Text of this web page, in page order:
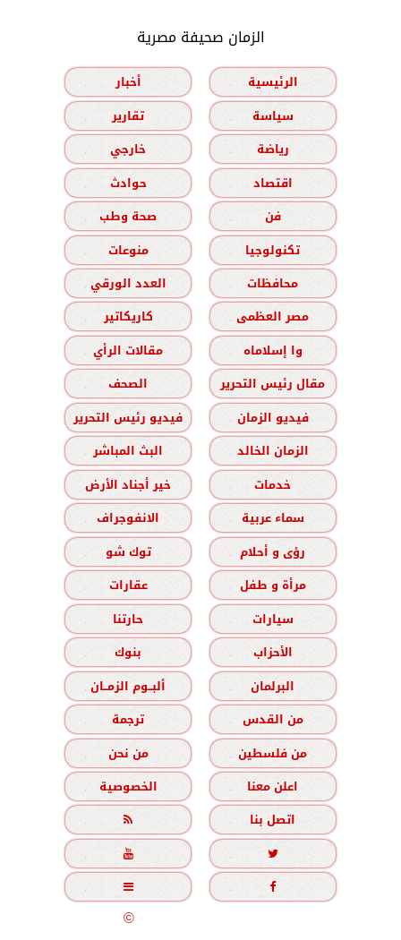
الزمان صحيفة مصرية
الرئيسية
أخبار
سياسة
تقارير
رياضة
خارجي
اقتصاد
حوادث
فن
صحة وطب
تكنولوجيا
منوعات
محافظات
العدد الورقي
مصر العظمى
كاريكاتير
وا إسلاماه
مقالات الرأي
مقال رئيس التحرير
الصحف
فيديو الزمان
فيديو رئيس التحرير
الزمان الخالد
البث المباشر
خدمات
خير أجناد الأرض
سماء عربية
الانفوجراف
رؤى و أحلام
توك شو
مرأة و طفل
عقارات
سيارات
حارتنا
الأحزاب
بنوك
البرلمان
ألبــوم الزمــان
من القدس
ترجمة
من فلسطين
من نحن
اعلن معنا
الخصوصية
اتصل بنا





جميع الحقوق محفوظة©